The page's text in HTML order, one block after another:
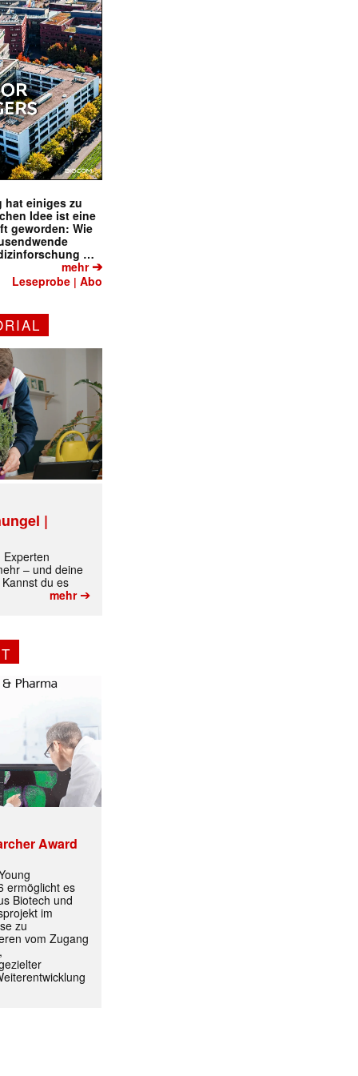
hat einiges zu
Idee ist eine
geworden: Wie
…
mehr➔
Leseprobe |Abo
|
Experten
– und deine
du es
mehr➔
Award
ermöglicht es
Biotech und
im
zu
vom Zugang